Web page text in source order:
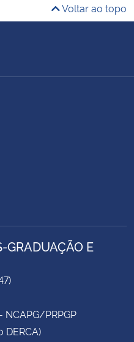
Voltar ao topo
GRADUAÇÃO E
PRPGP
DERCA)